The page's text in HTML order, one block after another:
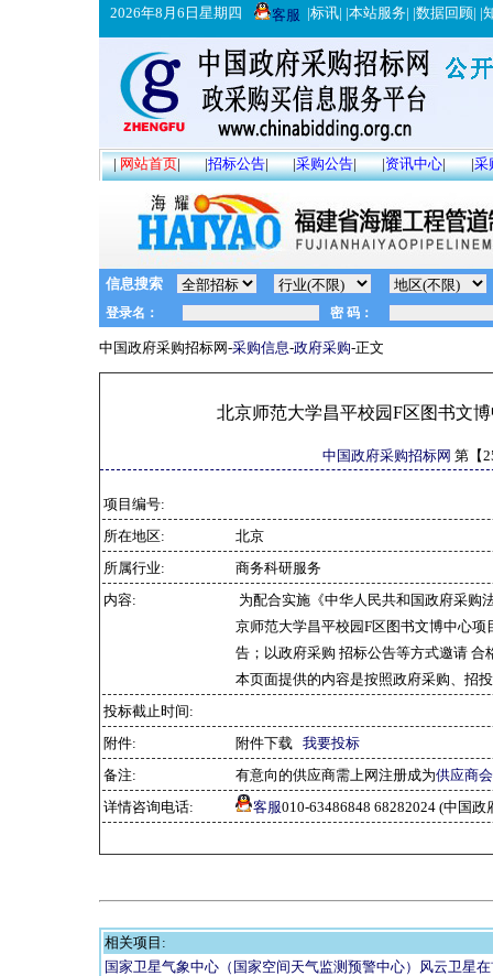
2026年8月6日星期四 客服 |标讯| |本站服务| |数据回顾| |
|网站首页| |招标公告| |采购公告| |资讯中心| |采
信息搜索
中国政府采购招标网-采购信息-政府采购-正文
北京师范大学昌平校园F区图书文
中国政府采购招标网 第【
项目编号:
所在地区:
北京
所属行业:
商务科研服务
内容:
为配合实施《中华人民共和国政府采购
京师范大学昌平校园F区图书文博中心
告；以政府采购 招标公告等方式邀请
本页面提供的内容是按照政府采购、招
投标截止时间:
附件:
附件下载 我要投标
备注:
有意向的供应商需上网注册成为供应商
详情咨询电话:
客服010-63486848 68282024 (中国
相关项目:
国家卫星气象中心（国家空间天气监测预警中心）风云卫星